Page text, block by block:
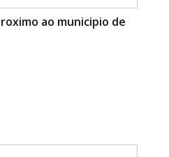
ao municipio de